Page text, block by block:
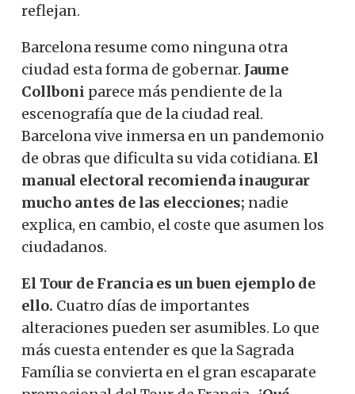
reflejan.
Barcelona resume como ninguna otra
ciudad esta forma de gobernar. Jaume
Collboni parece más pendiente de la
escenografía que de la ciudad real.
Barcelona vive inmersa en un pandemonio
de obras que dificulta su vida cotidiana. El
manual electoral recomienda inaugurar
mucho antes de las elecciones; nadie
explica, en cambio, el coste que asumen los
ciudadanos.
El Tour de Francia es un buen ejemplo de
ello. Cuatro días de importantes
alteraciones pueden ser asumibles. Lo que
más cuesta entender es que la Sagrada
Família se convierta en el gran escaparate